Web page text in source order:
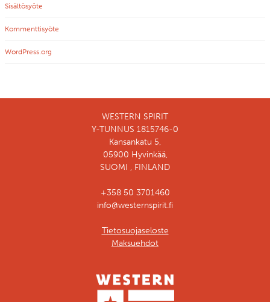
Sisältösyöte
Kommenttisyöte
WordPress.org
WESTERN SPIRIT
Y-TUNNUS 1815746-0
Kansankatu 5,
05900 Hyvinkää,
SUOMI , FINLAND
+358 50 3701460
info@westernspirit.fi
Tietosuojaseloste
Maksuehdot